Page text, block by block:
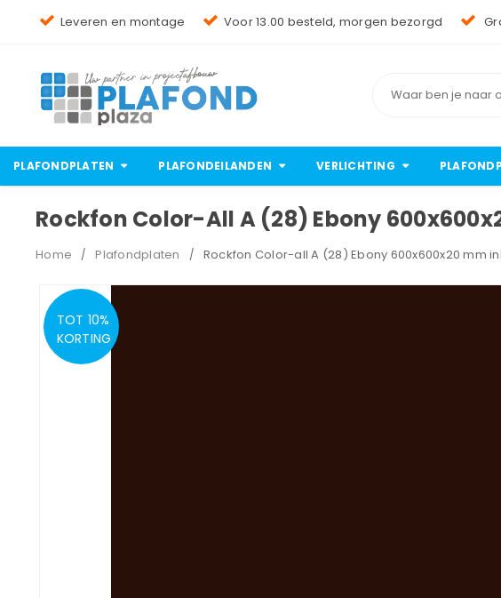
Leveren en montage Voor 13.00 besteld, morgen bezorgd
PLAFONDPLATEN PLAFONDEILANDEN VERLICHTING
Rockfon Color-All A (28) Ebony
Home / Plafondplaten / Rockfon Color-all A (28) Ebony 600x600x20 mm
TOT 10%
KORTING